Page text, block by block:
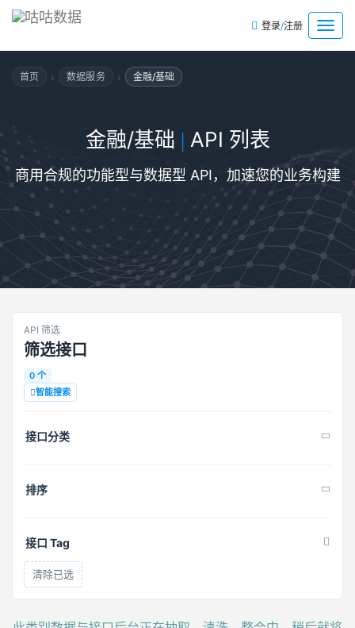
菜
单
登录/注册
首页 › 数据服务 › 金融/基础
金融/基础 | API 列表
商用合规的功能型与数据型 API，加速您的业务构建
API 筛选
筛选接口
0 个
智能搜索
接口分类
排序
接口 Tag
清除已选